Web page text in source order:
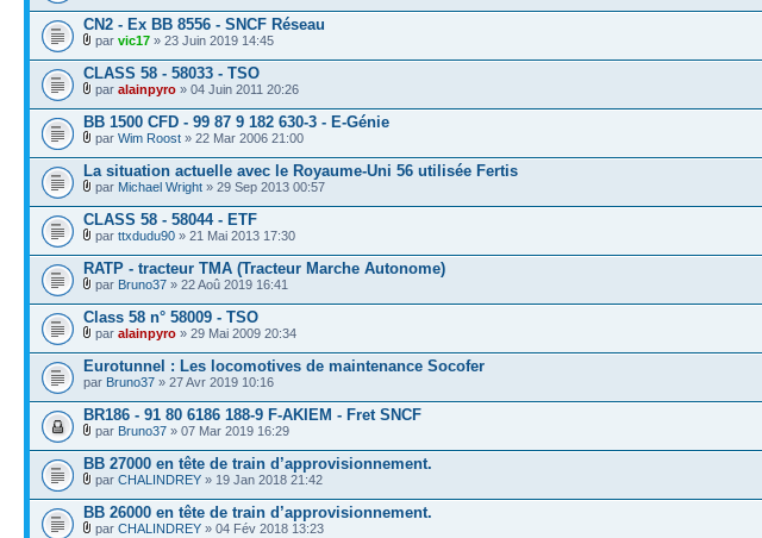
CN2 - Ex BB 8556 - SNCF Réseau
par vic17 » 23 Juin 2019 14:45
CLASS 58 - 58033 - TSO
par alainpyro » 04 Juin 2011 20:26
BB 1500 CFD - 99 87 9 182 630-3 - E-Génie
par Wim Roost » 22 Mar 2006 21:00
La situation actuelle avec le Royaume-Uni 56 utilisée Fertis
par Michael Wright » 29 Sep 2013 00:57
CLASS 58 - 58044 - ETF
par ttxdudu90 » 21 Mai 2013 17:30
RATP - tracteur TMA (Tracteur Marche Autonome)
par Bruno37 » 22 Aoû 2019 16:41
Class 58 n° 58009 - TSO
par alainpyro » 29 Mai 2009 20:34
Eurotunnel : Les locomotives de maintenance Socofer
par Bruno37 » 27 Avr 2019 10:16
BR186 - 91 80 6186 188-9 F-AKIEM - Fret SNCF
par Bruno37 » 07 Mar 2019 16:29
BB 27000 en tête de train d’approvisionnement.
par CHALINDREY » 19 Jan 2018 21:42
BB 26000 en tête de train d’approvisionnement.
par CHALINDREY » 04 Fév 2018 13:23